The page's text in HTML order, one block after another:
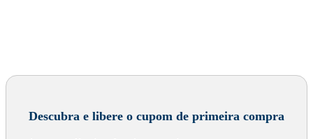
Descubra e libere o cupom de primeira compra